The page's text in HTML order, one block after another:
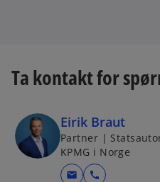
Ta kontakt for
Eirik Braut
Partner |
KPMG i Norge
mail call